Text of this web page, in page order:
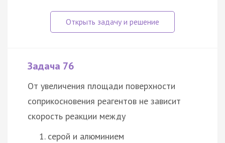
Задача 76
От увеличения площади поверхности
соприкосновения реагентов не зависит
скорость реакции между
серой и алюминием